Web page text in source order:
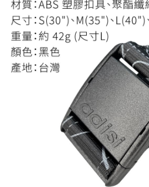
易，需依本服務之必要範圍內提供個人資料
權轉讓予恩沛科技股份有限公司。
２．關於個人資料處理事宜，請瀏覽以下
https://aftee.tw/terms/#terms3
３．未成年的使用者請事先徵得法定代理
「AFTEE先享後付」，若未經同意申辦者
任。
４．使用「AFTEE先享後付」時，將依據
時審查核予不同之上限額度；若仍有額度
請求用戶進行身份認證。
５．嚴禁一人註冊多個帳號或使用他人資
恩沛科技股份有限公司將有權停止該用戶